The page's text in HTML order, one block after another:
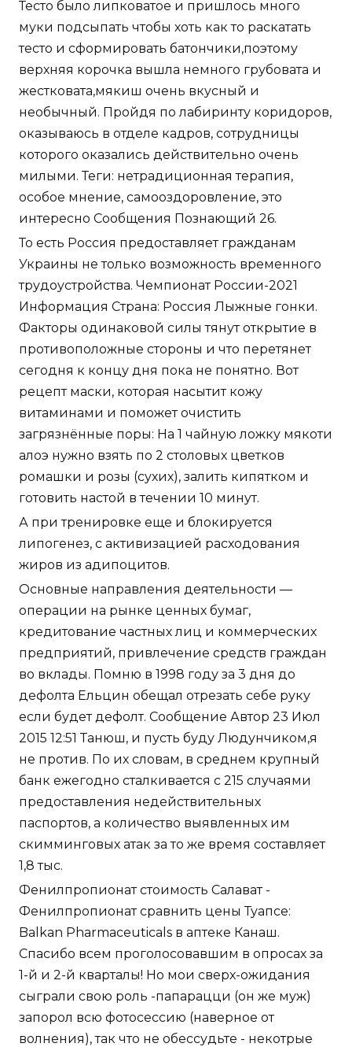
Тесто было липковатое и пришлось много
муки подсыпать чтобы хоть как то раскатать
тесто и сформировать батончики,поэтому
верхняя корочка вышла немного грубовата и
жестковата,мякиш очень вкусный и
необычный. Пройдя по лабиринту коридоров,
оказываюсь в отделе кадров, сотрудницы
которого оказались действительно очень
милыми. Теги: нетрадиционная терапия,
особое мнение, самооздоровление, это
интересно Сообщения Познающий 26.
То есть Россия предоставляет гражданам
Украины не только возможность временного
трудоустройства. Чемпионат России-2021
Информация Страна: Россия Лыжные гонки.
Факторы одинаковой силы тянут открытие в
противоположные стороны и что перетянет
сегодня к концу дня пока не понятно. Вот
рецепт маски, которая насытит кожу
витаминами и поможет очистить
загрязнённые поры: На 1 чайную ложку мякоти
алоэ нужно взять по 2 столовых цветков
ромашки и розы (сухих), залить кипятком и
готовить настой в течении 10 минут.
А при тренировке еще и блокируется
липогенез, с активизацией расходования
жиров из адипоцитов.
Основные направления деятельности —
операции на рынке ценных бумаг,
кредитование частных лиц и коммерческих
предприятий, привлечение средств граждан
во вклады. Помню в 1998 году за 3 дня до
дефолта Ельцин обещал отрезать себе руку
если будет дефолт. Сообщение Автор 23 Июл
2015 12:51 Танюш, и пусть буду Людунчиком,я
не против. По их словам, в среднем крупный
банк ежегодно сталкивается с 215 случаями
предоставления недействительных
паспортов, а количество выявленных им
скимминговых атак за то же время составляет
1,8 тыс.
Фенилпропионат стоимость Салават -
Фенилпропионат сравнить цены Туапсе:
Balkan Pharmaceuticals в аптеке Канаш.
Спасибо всем проголосовавшим в опросах за
1-й и 2-й кварталы! Но мои сверх-ожидания
сыграли свою роль -папарацци (он же муж)
запорол всю фотосессию (наверное от
волнения), так что не обессудьте - некотрые